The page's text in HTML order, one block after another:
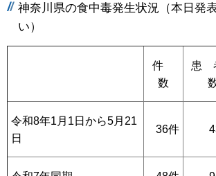
神奈川県の食中毒発生状況（本日発
い）
件
数
患
令和8年1月1日から5月21
日
36件